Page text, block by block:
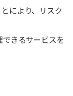
により、リスク
きるサービスを